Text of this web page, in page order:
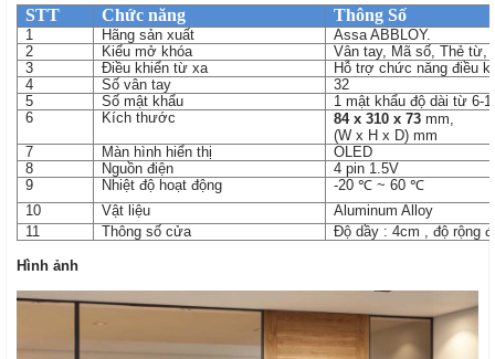
STT Chức năng Thông Số
1 Hãng sản xuất
Assa ABBLOY.
2
Kiểu mở khóa
Vân tay, Mã số, Thẻ từ,
3
Điều khiển từ xa
Hỗ trợ chức năng điều
4
Số vân tay
32
5
Số mật khẩu
1 mật khẩu độ dài từ 6-
6
Kích thước 84 x 310 x 73mm,
(W x H x D) mm
7
Màn hình hiển thị
OLED
8
Nguồn điện
4 pin 1.5V
9
Nhiệt độ hoạt động -20 ℃ ~ 60 ℃
10
Vật liệu
Aluminum Alloy
11
Thông số cửa Độ dầy : 4cm , độ rộng
Hình ảnh